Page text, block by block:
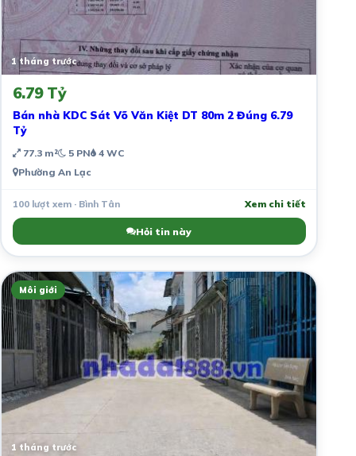
1 tháng trước
6.79 Tỷ
Bán nhà KDC Sát Võ Văn Kiệt DT 80m 2 Đúng 6.79
Tỷ
77.3 m² 5 PN 4 WC
Phường An Lạc
100 lượt xem · Bình Tân Xem chi tiết
Hỏi tin này
Môi giới
1 tháng trước